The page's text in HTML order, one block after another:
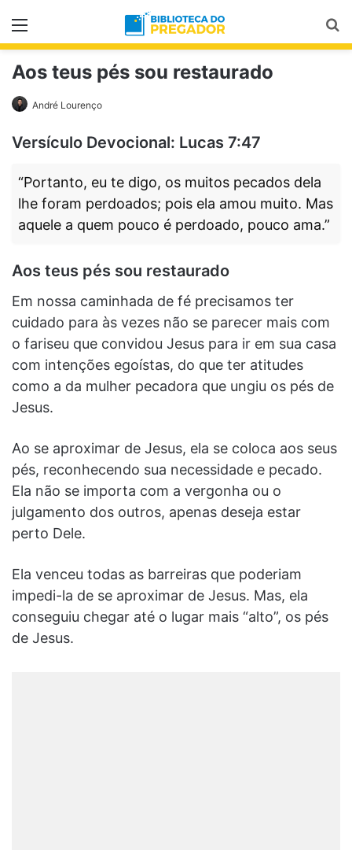
Menu
Aos teus pés sou restaurado
André Lourenço
Versículo Devocional: Lucas 7:47
“Portanto, eu te digo, os muitos pecados dela
lhe foram perdoados; pois ela amou muito. Mas
aquele a quem pouco é perdoado, pouco ama.”
Aos teus pés sou restaurado
Em nossa caminhada de fé precisamos ter
cuidado para às vezes não se parecer mais com
o fariseu que convidou Jesus para ir em sua casa
com intenções egoístas, do que ter atitudes
como a da mulher pecadora que ungiu os pés de
Jesus.
Ao se aproximar de Jesus, ela se coloca aos seus
pés, reconhecendo sua necessidade e pecado.
Ela não se importa com a vergonha ou o
julgamento dos outros, apenas deseja estar
perto Dele.
Ela venceu todas as barreiras que poderiam
impedi-la de se aproximar de Jesus. Mas, ela
conseguiu chegar até o lugar mais “alto”, os pés
de Jesus.